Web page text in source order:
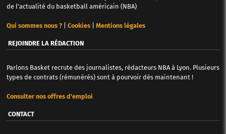
de l'actualité du basketball américain (NBA)
Qui sommes nous ?| Cookies| Mentions légales
REJOINDRE LA RÉDACTION
Parlons Basket recrute des journalistes, rédacteurs NBA à Lyon. Plusieurs
types de contrats (rémunérés) sont à pourvoir dès maintenant !
Consulter nos offres d'emploi
CONTACT